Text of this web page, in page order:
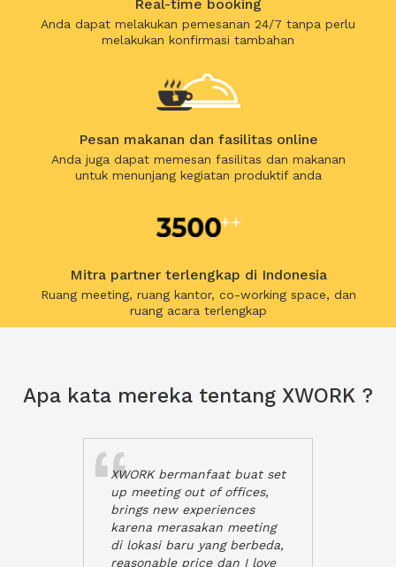
Real-time booking
Anda dapat melakukan pemesanan 24/7 tanpa perlu
melakukan konfirmasi tambahan
Pesan makanan dan fasilitas online
Anda juga dapat memesan fasilitas dan makanan
untuk menunjang kegiatan produktif anda
Mitra partner terlengkap di Indonesia
Ruang meeting, ruang kantor, co-working space, dan
ruang acara terlengkap
Apa kata mereka tentang XWORK ?
XWORK bermanfaat buat set
up meeting out of offices,
brings new experiences
karena merasakan meeting
di lokasi baru yang berbeda,
reasonable price dan I love